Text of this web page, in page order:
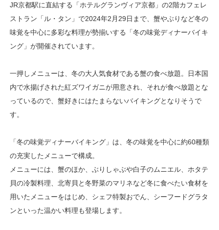
JR京都駅に直結する「ホテルグランヴィア京都」の2階カフェレ
ストラン「ル・タン」で2024年2月29日まで、蟹やぶりなど冬の
味覚を中心に多彩な料理が勢揃いする「冬の味覚ディナーバイキ
ング」が開催されています。
一押しメニューは、冬の大人気食材である蟹の食べ放題。日本国
内で水揚げされた紅ズワイガニが用意され、それが食べ放題とな
っているので、蟹好きにはたまらないバイキングとなりそうで
す。
「冬の味覚ディナーバイキング」は、冬の味覚を中心に約60種類
の充実したメニューで構成。
メニューには、蟹のほか、ぶりしゃぶや白子のムニエル、ホタテ
貝の冷製料理、北寄貝と冬野菜のマリネなど冬に食べたい食材を
用いたメニューをはじめ、シェフ特製おでん、シーフードグラタ
ンといった温かい料理も登場します。